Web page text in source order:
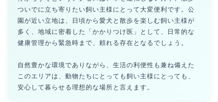
ついでに立ち寄りたい飼い主様にとって大変便利です。公
園が近い立地は、日頃から愛犬と散歩を楽しむ飼い主様が
多く、地域に密着した「かかりつけ医」として、日常的な
健康管理から緊急時まで、頼れる存在となるでしょう。
自然豊かな環境でありながら、生活の利便性も兼ね備えた
このエリアは、動物たちにとっても飼い主様にとっても、
安心して暮らせる理想的な場所と言えます。